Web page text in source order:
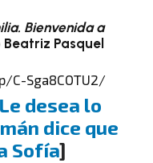
Bienvenida a
Beatriz Pasquel
Sga8COTU2/
Le desea lo
dice que
Sofía]